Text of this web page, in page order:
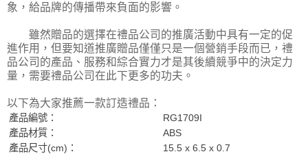
象，給品牌的傳播帶來負面的影響。
雖然贈品的選擇在禮品公司的推廣活動中具有一定的促
進作用，但要知道推廣贈品僅僅只是一個營銷手段而已，禮
品公司的產品、服務和綜合實力才是其後續競爭中的決定力
量，需要禮品公司在此下更多的功夫。
以下為大家推薦一款訂造禮品：
產品編號：
RG1709I
產品材質：
ABS
產品尺寸(cm)：
15.5 x 6.5 x 0.7